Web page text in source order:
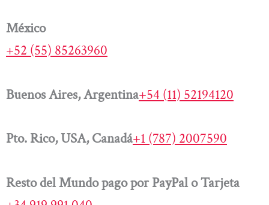
México
+52 (55) 85263960
Buenos Aires, Argentina+54 (11) 52194120
Pto. Rico, USA, Canadá+1 (787) 2007590
Resto del Mundo pago por PayPal o Tarjeta